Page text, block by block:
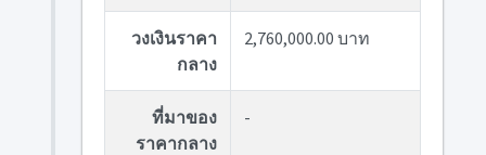
วงเงินราคา
กลาง
2,760,000.00 บาท
ที่มาของ
ราคากลาง
-